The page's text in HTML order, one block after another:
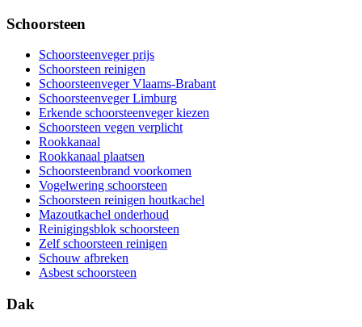
Schoorsteen
Schoorsteenveger prijs
Schoorsteen reinigen
Schoorsteenveger Vlaams-Brabant
Schoorsteenveger Limburg
Erkende schoorsteenveger kiezen
Schoorsteen vegen verplicht
Rookkanaal
Rookkanaal plaatsen
Schoorsteenbrand voorkomen
Vogelwering schoorsteen
Schoorsteen reinigen houtkachel
Mazoutkachel onderhoud
Reinigingsblok schoorsteen
Zelf schoorsteen reinigen
Schouw afbreken
Asbest schoorsteen
Dak